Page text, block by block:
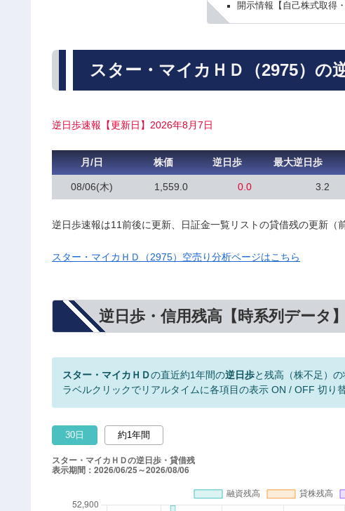
開示情報【自己株式取得・
スター・マイカＨＤ（2975）の
逆日歩速報【更新日】2026年8月7日
月/日 株価 逆日歩 最大逆日歩
08/06(木) 1,559.0 0.0 3.2
逆日歩速報は11前後に更新、日証金一覧リストの貸借残の更新（
スター・マイカＨＤ（2975）空売り分析ページはこちら
逆日歩・信用残高【時系列データ】
スター・マイカＨＤの直近約1年間の逆日歩と残高（株不足）
ラベルクリックでリアルタイムに各項目の表示 ON / OFF 切り
30日 約1年間